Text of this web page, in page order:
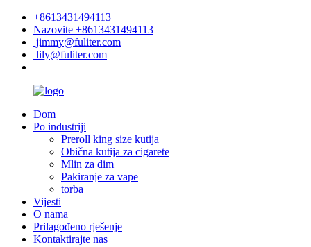
+8613431494113
Nazovite +8613431494113
jimmy@fuliter.com
lily@fuliter.com
Dom
Po industriji
Preroll king size kutija
Obična kutija za cigarete
Mlin za dim
Pakiranje za vape
torba
Vijesti
O nama
Prilagođeno rješenje
Kontaktirajte nas